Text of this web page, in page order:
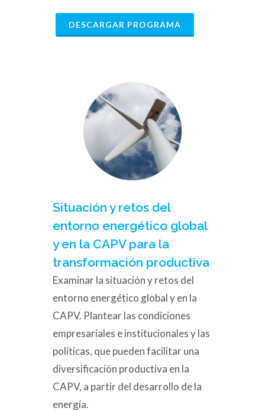
DESCARGAR PROGRAMA
Situación y retos del
entorno energético global
y en la CAPV para la
transformación productiva
Examinar la situación y retos del
entorno energético global y en la
CAPV. Plantear las condiciones
empresariales e institucionales y las
políticas, que pueden facilitar una
diversificación productiva en la
CAPV, a partir del desarrollo de la
energía.